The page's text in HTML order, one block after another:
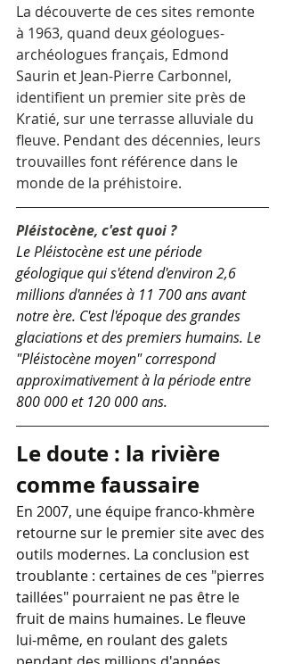
La découverte de ces sites remonte
à 1963, quand deux géologues-
archéologues français, Edmond
Saurin et Jean-Pierre Carbonnel,
identifient un premier site près de
Kratié, sur une terrasse alluviale du
fleuve. Pendant des décennies, leurs
trouvailles font référence dans le
monde de la préhistoire.
Pléistocène, c'est quoi ?
Le Pléistocène est une période
géologique qui s'étend d'environ 2,6
millions d'années à 11 700 ans avant
notre ère. C'est l'époque des grandes
glaciations et des premiers humains. Le
"Pléistocène moyen" correspond
approximativement à la période entre
800 000 et 120 000 ans.
Le doute : la rivière
comme faussaire
En 2007, une équipe franco-khmère
retourne sur le premier site avec des
outils modernes. La conclusion est
troublante : certaines de ces "pierres
taillées" pourraient ne pas être le
fruit de mains humaines. Le fleuve
lui-même, en roulant des galets